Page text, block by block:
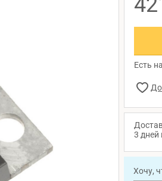
Есть
3 дней
Хочу,